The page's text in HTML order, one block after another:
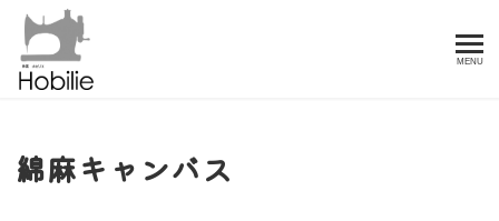
MENU
綿麻キャンバス